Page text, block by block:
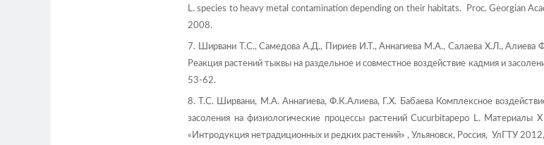
L. species to heavy metal contamination depending on their habitats. Proc. Georgian
2008.
7. Ширвани Т.С., Самедова А.Д., Пириев И.Т., Аннагиева М.А., Салаева Х.Л., Алиева
Реакция растений тыквы на раздельное и совместное воздействие кадмия и
53-62.
8. Т.С. Ширвани, М.А. Аннагиева, Ф.К.Алиева, Г.Х. Бабаева Комплексное
засоления на физиологические процессы растений Cucurbitapepo L.
«Интродукция нетрадиционных и редких растений» , Ульяновск, Россия, УлГТУ